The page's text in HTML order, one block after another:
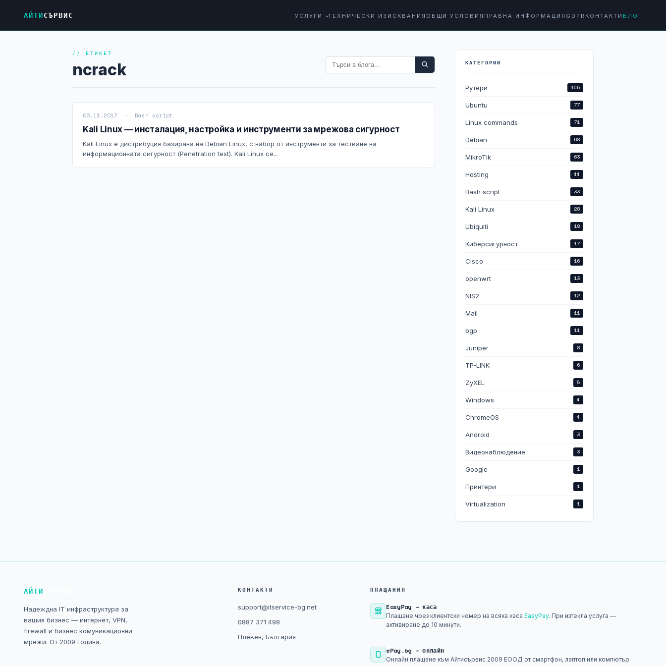
АЙТИСЪРВИС УСЛУГИ ТЕХНИЧЕСКИ ИЗИСКВАНИЯ ОБЩИ УСЛОВИЯ ПРАВНА ИНФОРМАЦИЯ GDPR КОНТАКТИ БЛОГ
// ЕТИКЕТ
ncrack
05.11.2017 · Bash script
Kali Linux — инсталация, настройка и инструменти за мрежова сигурност
Kali Linux е дистрибуция базирана на Debian Linux, с набор от инструменти за тестване на
информационната сигурност (Penetration test). Kali Linux се...
КАТЕГОРИИ
Рутери 105
Ubuntu 77
Linux commands 71
Debian 68
MikroTik 63
Hosting 44
Bash script 33
Kali Linux 28
Ubiquiti 18
Киберсигурност 17
Cisco 16
openwrt 13
NIS2 12
Mail 11
bgp 11
Juniper 8
TP-LINK 6
ZyXEL 5
Windows 4
ChromeOS 4
Android 3
Видеонаблюдение 3
Google 1
Принтери 1
Virtualization 1
АЙТИ
Надеждна IT инфраструктура за
вашия бизнес — интернет, VPN,
firewall и бизнес комуникационни
мрежи. От 2009 година.
КОНТАКТИ
support@itservice-bg.net
0887 371 498
Плевен, България
ПЛАЩАНИЯ
EasyPay — каса
Плащане чрез клиентски номер на всяка касаEasyPay. При изтекла услуга —
активиране до 10 минути.
ePay.bg — онлайн
Онлайн плащане към Айтисървис 2009 ЕООД от смартфон, лаптоп или компютър